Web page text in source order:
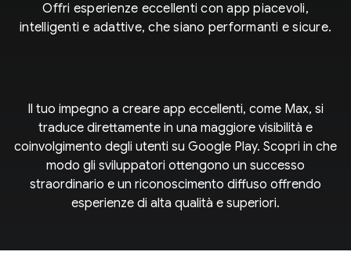
Offri esperienze eccellenti con app piacevoli,
intelligenti e adattive, che siano performanti e sicure.
Il tuo impegno a creare app eccellenti, come Max, si
traduce direttamente in una maggiore visibilità e
coinvolgimento degli utenti su Google Play. Scopri in che
modo gli sviluppatori ottengono un successo
straordinario e un riconoscimento diffuso offrendo
esperienze di alta qualità e superiori.